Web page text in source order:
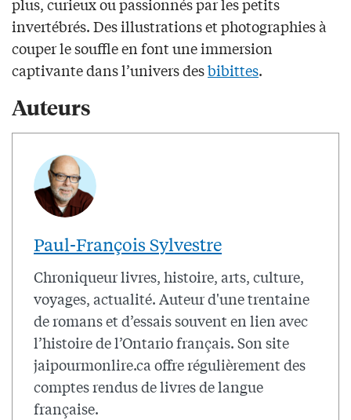
plus, curieux ou passionnés par les petits
invertébrés. Des illustrations et photographies à
couper le souffle en font une immersion
captivante dans l’univers desbibittes.
Auteurs
Paul-François Sylvestre
Chroniqueur livres, histoire, arts, culture,
voyages, actualité. Auteur d'une trentaine
de romans et d’essais souvent en lien avec
l’histoire de l’Ontario français. Son site
jaipourmonlire.ca offre régulièrement des
comptes rendus de livres de langue
française.